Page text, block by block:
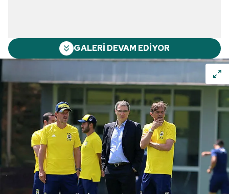
GALERİ DEVAM EDİYOR